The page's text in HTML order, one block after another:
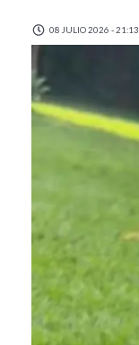
08 JULIO 2026 - 21:13